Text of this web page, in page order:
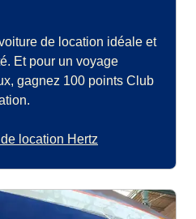
de location idéale et
Et pour un voyage
gagnez 100 points Club
location Hertz